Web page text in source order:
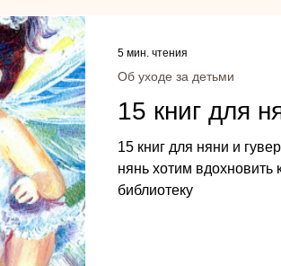
15 книг для
15 книг для няни и
нянь хотим
библиотеку
Об уходе за детьми
5 мин. чтения